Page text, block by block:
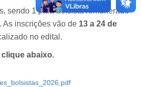
sendo 1 para bolsista remunerado
As inscrições vão de 13 a 24 de
no edital.
clique abaixo.